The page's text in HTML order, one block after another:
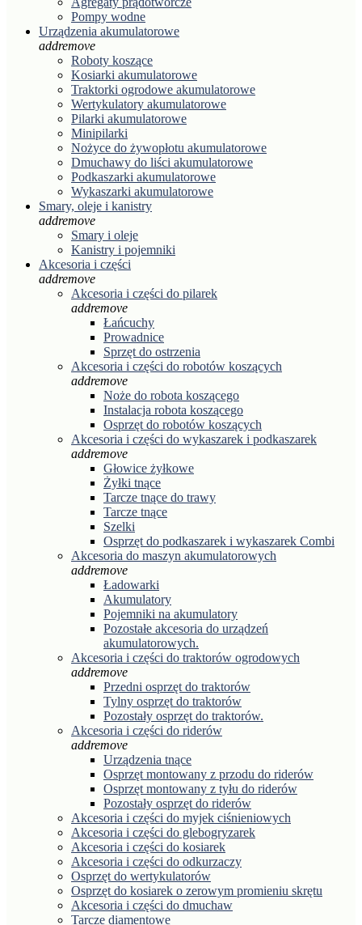
Pompy wodne
Urządzenia akumulatorowe
addremove
Roboty koszące
Kosiarki akumulatorowe
Traktorki ogrodowe akumulatorowe
Wertykulatory akumulatorowe
Pilarki akumulatorowe
Minipilarki
Nożyce do żywopłotu akumulatorowe
Dmuchawy do liści akumulatorowe
Podkaszarki akumulatorowe
Wykaszarki akumulatorowe
Smary, oleje i kanistry
addremove
Smary i oleje
Kanistry i pojemniki
Akcesoria i części
addremove
Akcesoria i części do pilarek
addremove
Łańcuchy
Prowadnice
Sprzęt do ostrzenia
Akcesoria i części do robotów koszących
addremove
Noże do robota koszącego
Instalacja robota koszącego
Osprzęt do robotów koszących
Akcesoria i części do wykaszarek i podkaszarek
addremove
Głowice żyłkowe
Żyłki tnące
Tarcze tnące do trawy
Tarcze tnące
Szelki
Osprzęt do podkaszarek i wykaszarek Combi
Akcesoria do maszyn akumulatorowych
addremove
Ładowarki
Akumulatory
Pojemniki na akumulatory
Pozostałe akcesoria do urządzeń
akumulatorowych.
Akcesoria i części do traktorów ogrodowych
addremove
Przedni osprzęt do traktorów
Tylny osprzęt do traktorów
Pozostały osprzęt do traktorów.
Akcesoria i części do riderów
addremove
Urządzenia tnące
Osprzęt montowany z przodu do riderów
Osprzęt montowany z tyłu do riderów
Pozostały osprzęt do riderów
Akcesoria i części do myjek ciśnieniowych
Akcesoria i części do glebogryzarek
Akcesoria i części do kosiarek
Akcesoria i części do odkurzaczy
Osprzęt do wertykulatorów
Osprzęt do kosiarek o zerowym promieniu skrętu
Akcesoria i części do dmuchaw
Tarcze diamentowe